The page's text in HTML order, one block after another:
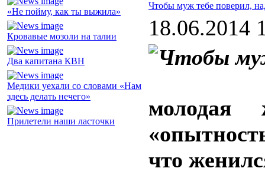
«Не пойму, как ты выжила»
Кровавые мозоли на талии
Два капитана КВН
Медики уехали со словами «Нам
здесь делать нечего»
Прилетели наши ласточки
Чтобы муж тебе поверил,
18.06.2014
молодая
что